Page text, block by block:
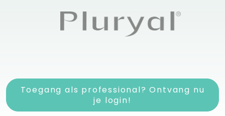
Toegang als professional? Ontvang nu
je login!